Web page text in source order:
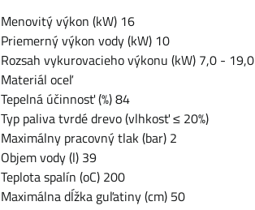
Menovitý výkon (kW) 16
Priemerný výkon vody (kW) 10
Rozsah vykurovacieho výkonu (kW) 7,0 - 19,0
Materiál oceľ
Tepelná účinnosť (%) 84
Typ paliva tvrdé drevo (vlhkosť ≤ 20%)
Maximálny pracovný tlak (bar) 2
Objem vody (l) 39
Teplota spalín (oC) 200
Maximálna dĺžka guľatiny (cm) 50